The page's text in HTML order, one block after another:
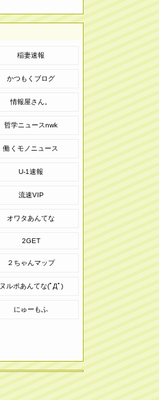
稲妻速報
かつもくブログ
情報屋さん。
哲学ニュースnwk
働くモノニュース
U-1速報
流速VIP
オワタあんてな
2GET
２ちゃんマップ
ヌルポあんてな(ﾟДﾟ)
にゅーもふ